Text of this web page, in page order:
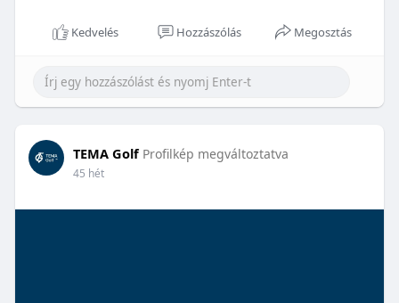
Kedvelés Hozzászólás Megosztás
TEMA Golf Profilkép megváltoztatva
45 hét